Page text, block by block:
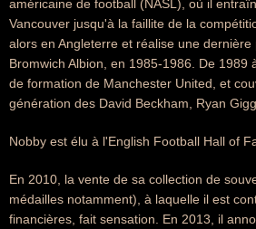
américaine de football (NASL), où il
Vancouver jusqu'à la faillite de la
alors en Angleterre et réalise une
Bromwich Albion, en 1985-1986. De 1989
de formation de Manchester United, et
génération des David Beckham, Ryan
Nobby est élu à l'English Football Hall of
En 2010, la vente de sa collection de
médailles notamment), à laquelle il est
financières, fait sensation. En 2013, il